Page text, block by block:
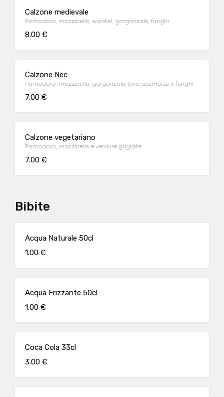
Calzone medievale
Pomodoro, mozzarella, wurstel, gorgonzola, funghi
8.00 €
Calzone Nec
Pomodoro, mozzarella, gorgonzola, brie, scamorza e funghi
7.00 €
Calzone vegetariano
Pomodoro, mozzarella e verdure grigliate
7.00 €
Bibite
Acqua Naturale 50cl
1.00 €
Acqua Frizzante 50cl
1.00 €
Coca Cola 33cl
3.00 €